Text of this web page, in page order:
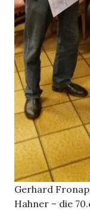
Gerhard
Hahner – die